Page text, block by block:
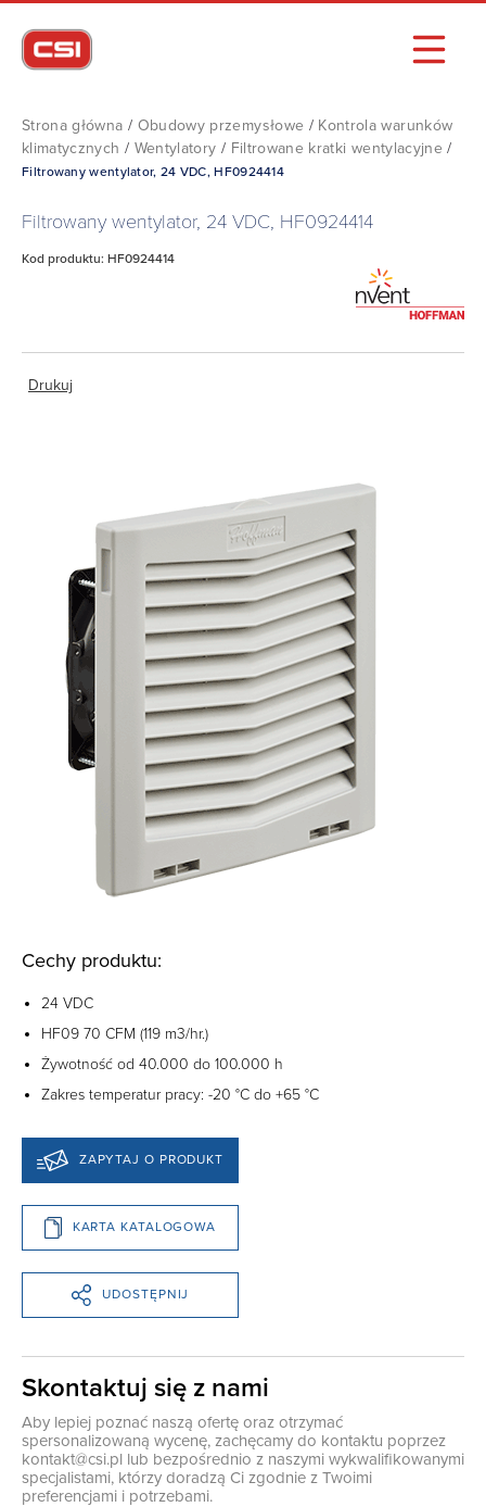
Strona główna / Obudowy przemysłowe / Kontrola warunków
klimatycznych / Wentylatory / Filtrowane kratki wentylacyjne /
Filtrowany wentylator, 24 VDC, HF0924414
Filtrowany wentylator, 24 VDC, HF0924414
Kod produktu: HF0924414
Drukuj
Cechy produktu:
24 VDC
HF09 70 CFM (119 m3/hr.)
Żywotność od 40.000 do 100.000 h
Zakres temperatur pracy: -20 °C do +65 °C
ZAPYTAJ O PRODUKT
KARTA KATALOGOWA
UDOSTĘPNIJ
Skontaktuj się z nami
Aby lepiej poznać naszą ofertę oraz otrzymać
spersonalizowaną wycenę, zachęcamy do kontaktu poprzez
kontakt@csi.pl lub bezpośrednio z naszymi wykwalifikowanymi
specjalistami, którzy doradzą Ci zgodnie z Twoimi
preferencjami i potrzebami.